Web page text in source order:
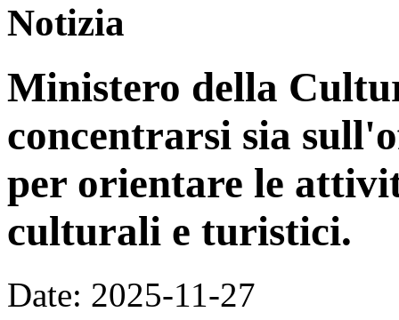
Notizia
Ministero della
concentrarsi sia
per orientare le
culturali e turistici.
Date: 2025-11-27